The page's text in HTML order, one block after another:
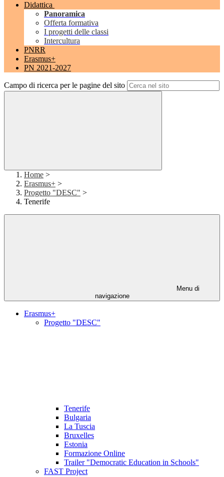
Didattica
Panoramica
Offerta formativa
I progetti delle classi
Intercultura
PNRR
Erasmus+
PN 2021-2027
Campo di ricerca per le pagine del sito
Home >
Erasmus+ >
Progetto "DESC" >
Tenerife
Menu di
navigazione
Erasmus+
Progetto "DESC"
Tenerife
Bulgaria
La Tuscia
Bruxelles
Estonia
Formazione Online
Trailer "Democratic Education in Schools"
FAST Project